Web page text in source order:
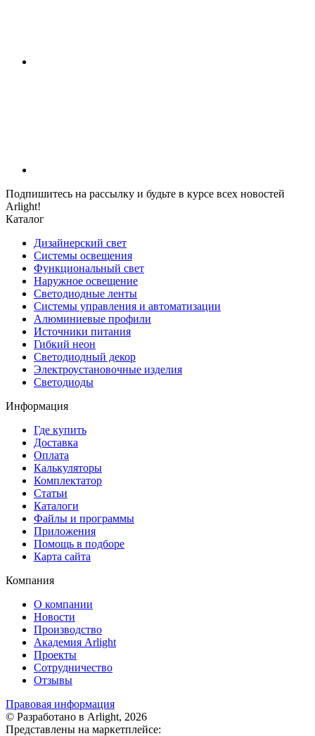
Подпишитесь на рассылку и будьте в курсе всех новостей
Arlight!
Каталог
Дизайнерский свет
Системы освещения
Функциональный свет
Наружное освещение
Светодиодные ленты
Системы управления и автоматизации
Алюминиевые профили
Источники питания
Гибкий неон
Светодиодный декор
Электроустановочные изделия
Светодиоды
Информация
Где купить
Доставка
Оплата
Калькуляторы
Комплектатор
Статьи
Каталоги
Файлы и программы
Приложения
Помощь в подборе
Карта сайта
Компания
О компании
Новости
Производство
Академия Arlight
Проекты
Сотрудничество
Отзывы
Правовая информация
© Разработано в Arlight, 2026
Представлены на маркетплейсе: